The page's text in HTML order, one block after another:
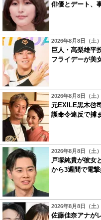
俳優とデート、
2026年8月8日（土
巨人・高梨雄平
フライデーが美
2026年8月8日（土
元EXILE黒木啓
護命令違反で捕
2026年8月8日（土
戸塚純貴が彼女
から3週間で電
2026年8月8日（土
佐藤佳奈アナが